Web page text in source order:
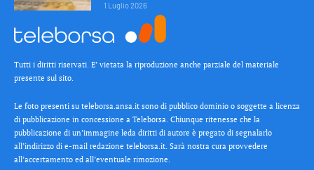
1 Luglio 2026
Tutti i diritti riservati. E’ vietata la riproduzione anche parziale del materiale
presente sul sito.
Le foto presenti su teleborsa.ansa.it sono di pubblico dominio o soggette a licenza
di pubblicazione in concessione a Teleborsa. Chiunque ritenesse che la
pubblicazione di un’immagine leda diritti di autore è pregato di segnalarlo
all’indirizzo di e-mail redazione teleborsa.it. Sarà nostra cura provvedere
all’accertamento ed all’eventuale rimozione.